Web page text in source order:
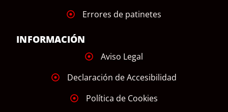
Errores de patinetes
INFORMACIÓN
Aviso Legal
Declaración de Accesibilidad
Política de Cookies